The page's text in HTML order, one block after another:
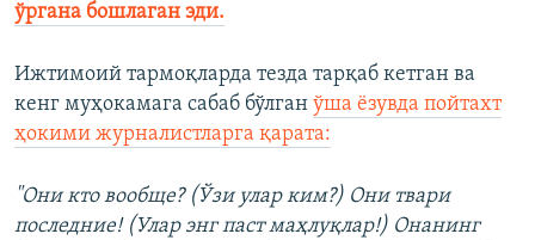
ўргана бошлаган эди.
Ижтимоий тармоқларда тезда тарқаб кетган ва
кенг муҳокамага сабаб бўлган ўша ёзувда пойтахт
ҳокими журналистларга қарата:
"Они кто вообще? (Ўзи улар ким?) Они твари
последние! (Улар энг паст маҳлуқлар!) Онанинг